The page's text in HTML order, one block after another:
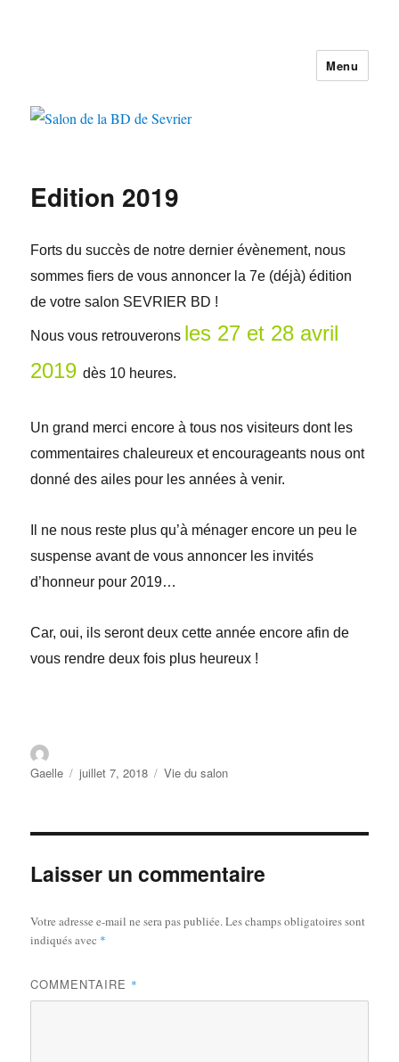
Menu
Edition 2019
Forts du succès de notre dernier évènement, nous
sommes fiers de vous annoncer la 7e (déjà) édition
de votre salon SEVRIER BD !
Nous vous retrouverons les 27 et 28 avril
2019dès 10 heures.
Un grand merci encore à tous nos visiteurs dont les
commentaires chaleureux et encourageants nous ont
donné des ailes pour les années à venir.
Il ne nous reste plus qu’à ménager encore un peu le
suspense avant de vous annoncer les invités
d’honneur pour 2019…
Car, oui, ils seront deux cette année encore afin de
vous rendre deux fois plus heureux !
Gaelle juillet 7, 2018 Vie du salon
Laisser un commentaire
Votre adresse e-mail ne sera pas publiée.Les champs obligatoires sont
indiqués avec *
COMMENTAIRE *